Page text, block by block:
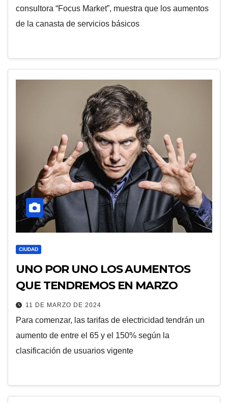
consultora “Focus Market”, muestra que los aumentos
de la canasta de servicios básicos
CIUDAD
UNO POR UNO LOS AUMENTOS
QUE TENDREMOS EN MARZO
11 DE MARZO DE 2024
Para comenzar, las tarifas de electricidad tendrán un
aumento de entre el 65 y el 150% según la
clasificación de usuarios vigente